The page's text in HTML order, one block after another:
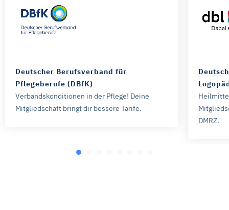
Deutscher Berufsverband für
Pflegeberufe (DBfK)
Verbandskonditionen in der Pflege! Deine
Mitgliedschaft bringt dir bessere Tarife.
DMRZ.